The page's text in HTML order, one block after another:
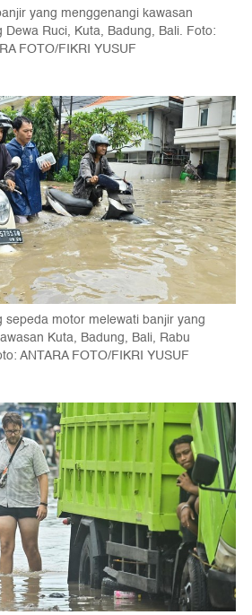
yang menggenangi kawasan
Ruci, Kuta, Badung, Bali. Foto:
FOTO/FIKRI YUSUF
sepeda motor melewati banjir yang
Kuta, Badung, Bali, Rabu
ANTARA FOTO/FIKRI YUSUF